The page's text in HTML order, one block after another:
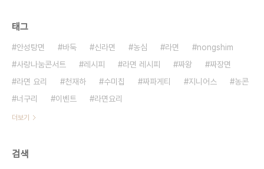
태그
안성탕면 바둑 신라면 농심 라면
nongshim
사랑나눔콘서트
레시피 라면 레시피 짜왕
짜장면
라면 요리
천재하 수미칩 짜파게티 지니어스
농콘
너구리
이벤트 라면요리
더보기
검색